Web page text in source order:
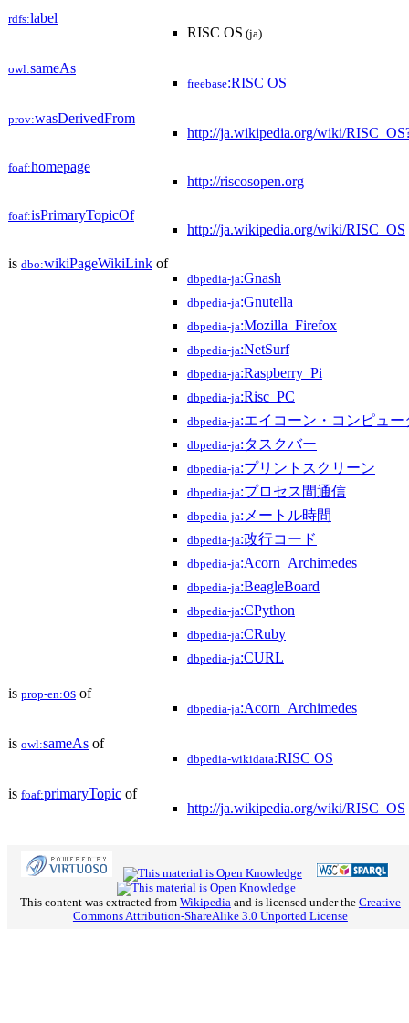
rdfs:label
RISC OS (ja)
owl:sameAs
freebase:RISC OS
prov:wasDerivedFrom
http://ja.wikipedia.org/wiki/
foaf:homepage
http://riscosopen.org
foaf:isPrimaryTopicOf
http://ja.wikipedia.org/wiki/RISC_OS
is dbo:wikiPageWikiLink of
dbpedia-ja:Gnash
dbpedia-ja:Gnutella
dbpedia-ja:Mozilla_Firefox
dbpedia-ja:NetSurf
dbpedia-ja:Raspberry_Pi
dbpedia-ja:Risc_PC
dbpedia-ja:エイコーン・コンピュー
dbpedia-ja:タスクバー
dbpedia-ja:プリントスクリーン
dbpedia-ja:プロセス間通信
dbpedia-ja:メートル時間
dbpedia-ja:改行コード
dbpedia-ja:Acorn_Archimedes
dbpedia-ja:BeagleBoard
dbpedia-ja:CPython
dbpedia-ja:CRuby
dbpedia-ja:CURL
is prop-en:os of
dbpedia-ja:Acorn_Archimedes
is owl:sameAs of
dbpedia-wikidata:RISC OS
is foaf:primaryTopic of
http://ja.wikipedia.org/wiki/RISC_OS
This content was extracted from Wikipedia and is licensed under the Creative
Commons Attribution-ShareAlike 3.0 Unported License